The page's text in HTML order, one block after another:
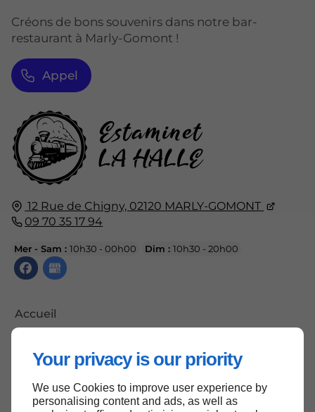
Your privacy is our priority
We use Cookies to improve user experience by
personalising content and ads, as well as
12 Rue de Chigny, 02120 MARLY-GOMONT
09 70 35 17 94
Mer - Sam :10h30 - 00h00 Dim :10h30 - 20h00
Accueil
Mentions légales
Plan du site
Créons de bons souvenirs dans notre bar-
restaurant à Marly-Gomont !
Appel